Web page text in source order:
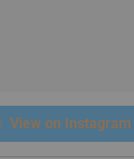
View on Instagram